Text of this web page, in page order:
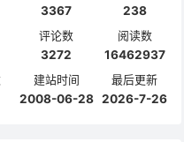
3367
238
评论数
3272
阅读数
16462937
建站时间
2008-06-28
最后更新
2026-7-26